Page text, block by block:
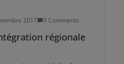
2017 0 Comments
régionale